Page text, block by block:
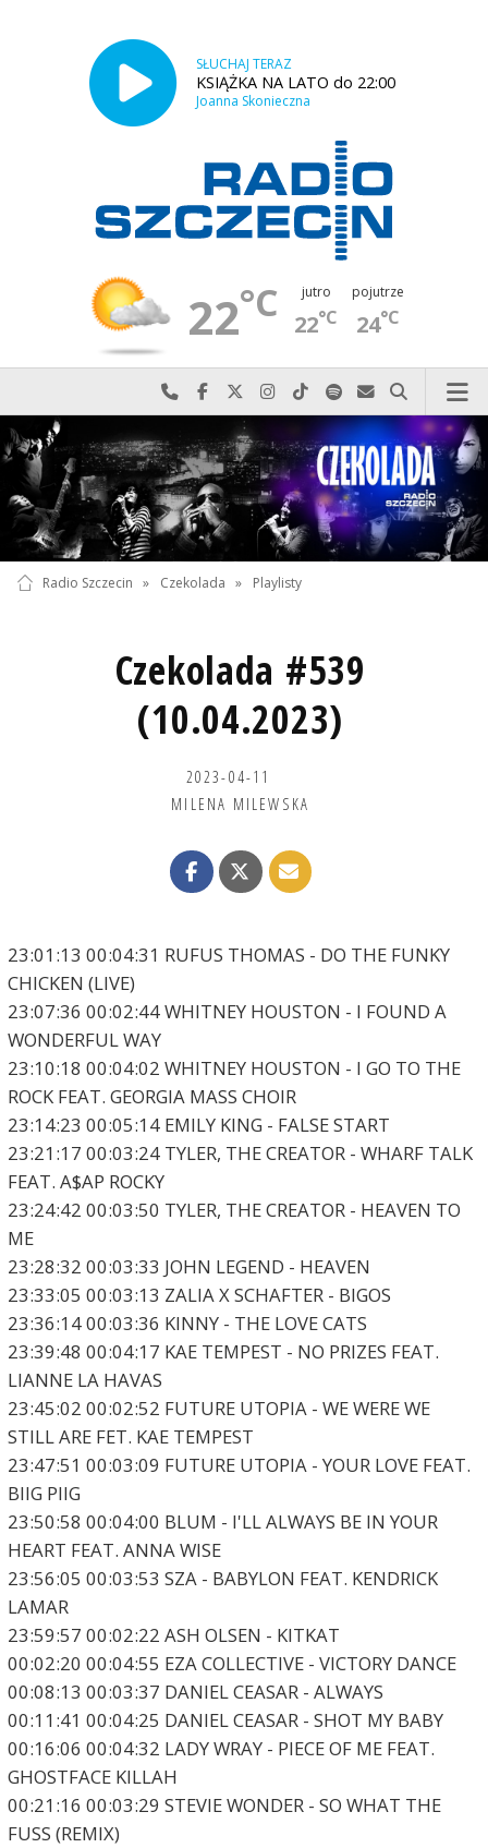
SŁUCHAJ TERAZ
KSIĄŻKA NA LATO do 22:00
Joanna Skonieczna
22°C jutro
22°C
pojutrze
24°C
Najlepiej po prostu do nas zadzwoń
Odwiedź nas na Facebook-u
Odwiedź nas na X
Odwiedź nas na Instagram-ie
Odwiedź nas na TikTok-u
Szukaj nas na Spotify
Wyślij do nas
Szukaj
Radio Szczecin » Czekolada » Playlisty
Czekolada #539
(10.04.2023)
2023-04-11
MILENA MILEWSKA
23:01:13 00:04:31 RUFUS THOMAS - DO THE FUNKY
CHICKEN (LIVE)
23:07:36 00:02:44 WHITNEY HOUSTON - I FOUND A
WONDERFUL WAY
23:10:18 00:04:02 WHITNEY HOUSTON - I GO TO THE
ROCK FEAT. GEORGIA MASS CHOIR
23:14:23 00:05:14 EMILY KING - FALSE START
23:21:17 00:03:24 TYLER, THE CREATOR - WHARF TALK
FEAT. A$AP ROCKY
23:24:42 00:03:50 TYLER, THE CREATOR - HEAVEN TO
ME
23:28:32 00:03:33 JOHN LEGEND - HEAVEN
23:33:05 00:03:13 ZALIA X SCHAFTER - BIGOS
23:36:14 00:03:36 KINNY - THE LOVE CATS
23:39:48 00:04:17 KAE TEMPEST - NO PRIZES FEAT.
LIANNE LA HAVAS
23:45:02 00:02:52 FUTURE UTOPIA - WE WERE WE
STILL ARE FET. KAE TEMPEST
23:47:51 00:03:09 FUTURE UTOPIA - YOUR LOVE FEAT.
BIIG PIIG
23:50:58 00:04:00 BLUM - I'LL ALWAYS BE IN YOUR
HEART FEAT. ANNA WISE
23:56:05 00:03:53 SZA - BABYLON FEAT. KENDRICK
LAMAR
23:59:57 00:02:22 ASH OLSEN - KITKAT
00:02:20 00:04:55 EZA COLLECTIVE - VICTORY DANCE
00:08:13 00:03:37 DANIEL CEASAR - ALWAYS
00:11:41 00:04:25 DANIEL CEASAR - SHOT MY BABY
00:16:06 00:04:32 LADY WRAY - PIECE OF ME FEAT.
GHOSTFACE KILLAH
00:21:16 00:03:29 STEVIE WONDER - SO WHAT THE
FUSS (REMIX)